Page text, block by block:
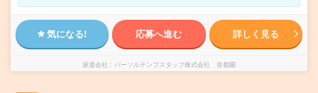
気になる! 応募へ進む 詳しく見る
派遣会社 パーソルテンプスタッフ株式会社 首都圏